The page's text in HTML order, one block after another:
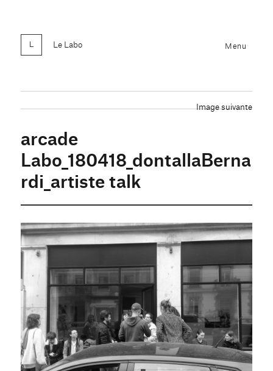
Le Labo Menu
Image suivante
arcade
Labo_180418_dontallaBerna
rdi_artiste talk